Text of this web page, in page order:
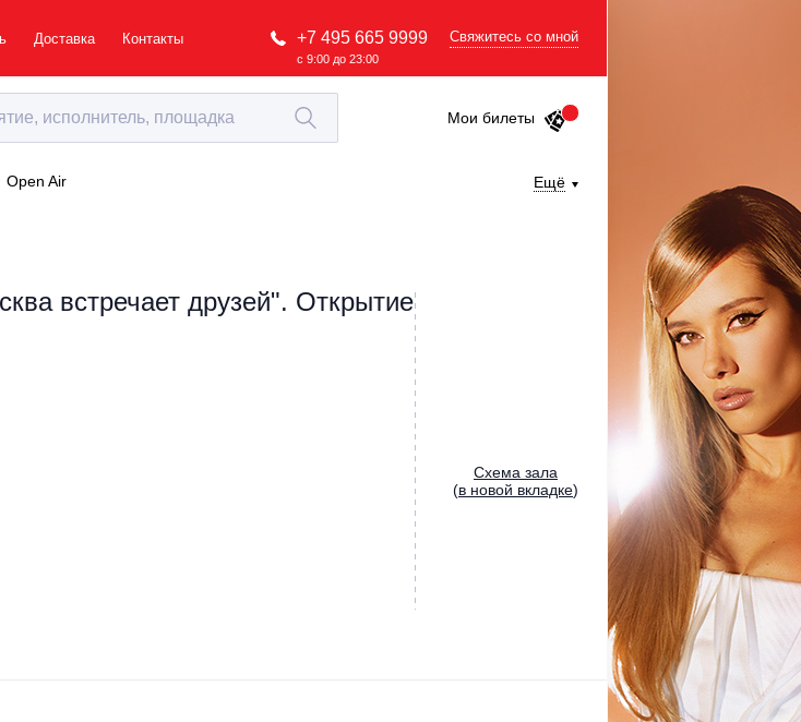
Доставка Контакты +7 495 665 9999
с 9:00 до 23:00
Свяжитесь со мной
Мои билеты
Open Air Ещё
встречает друзей". Открытие
Cхема зала
(в новой вкладке)